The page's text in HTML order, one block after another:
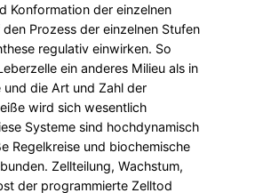
Konformation der einzelnen
Prozess der einzelnen Stufen
regulativ einwirken. So
ein anderes Milieu als in
und die Art und Zahl der
wird sich wesentlich
Systeme sind hochdynamisch
Regelkreise und biochemische
Zellteilung, Wachstum,
der programmierte Zelltod